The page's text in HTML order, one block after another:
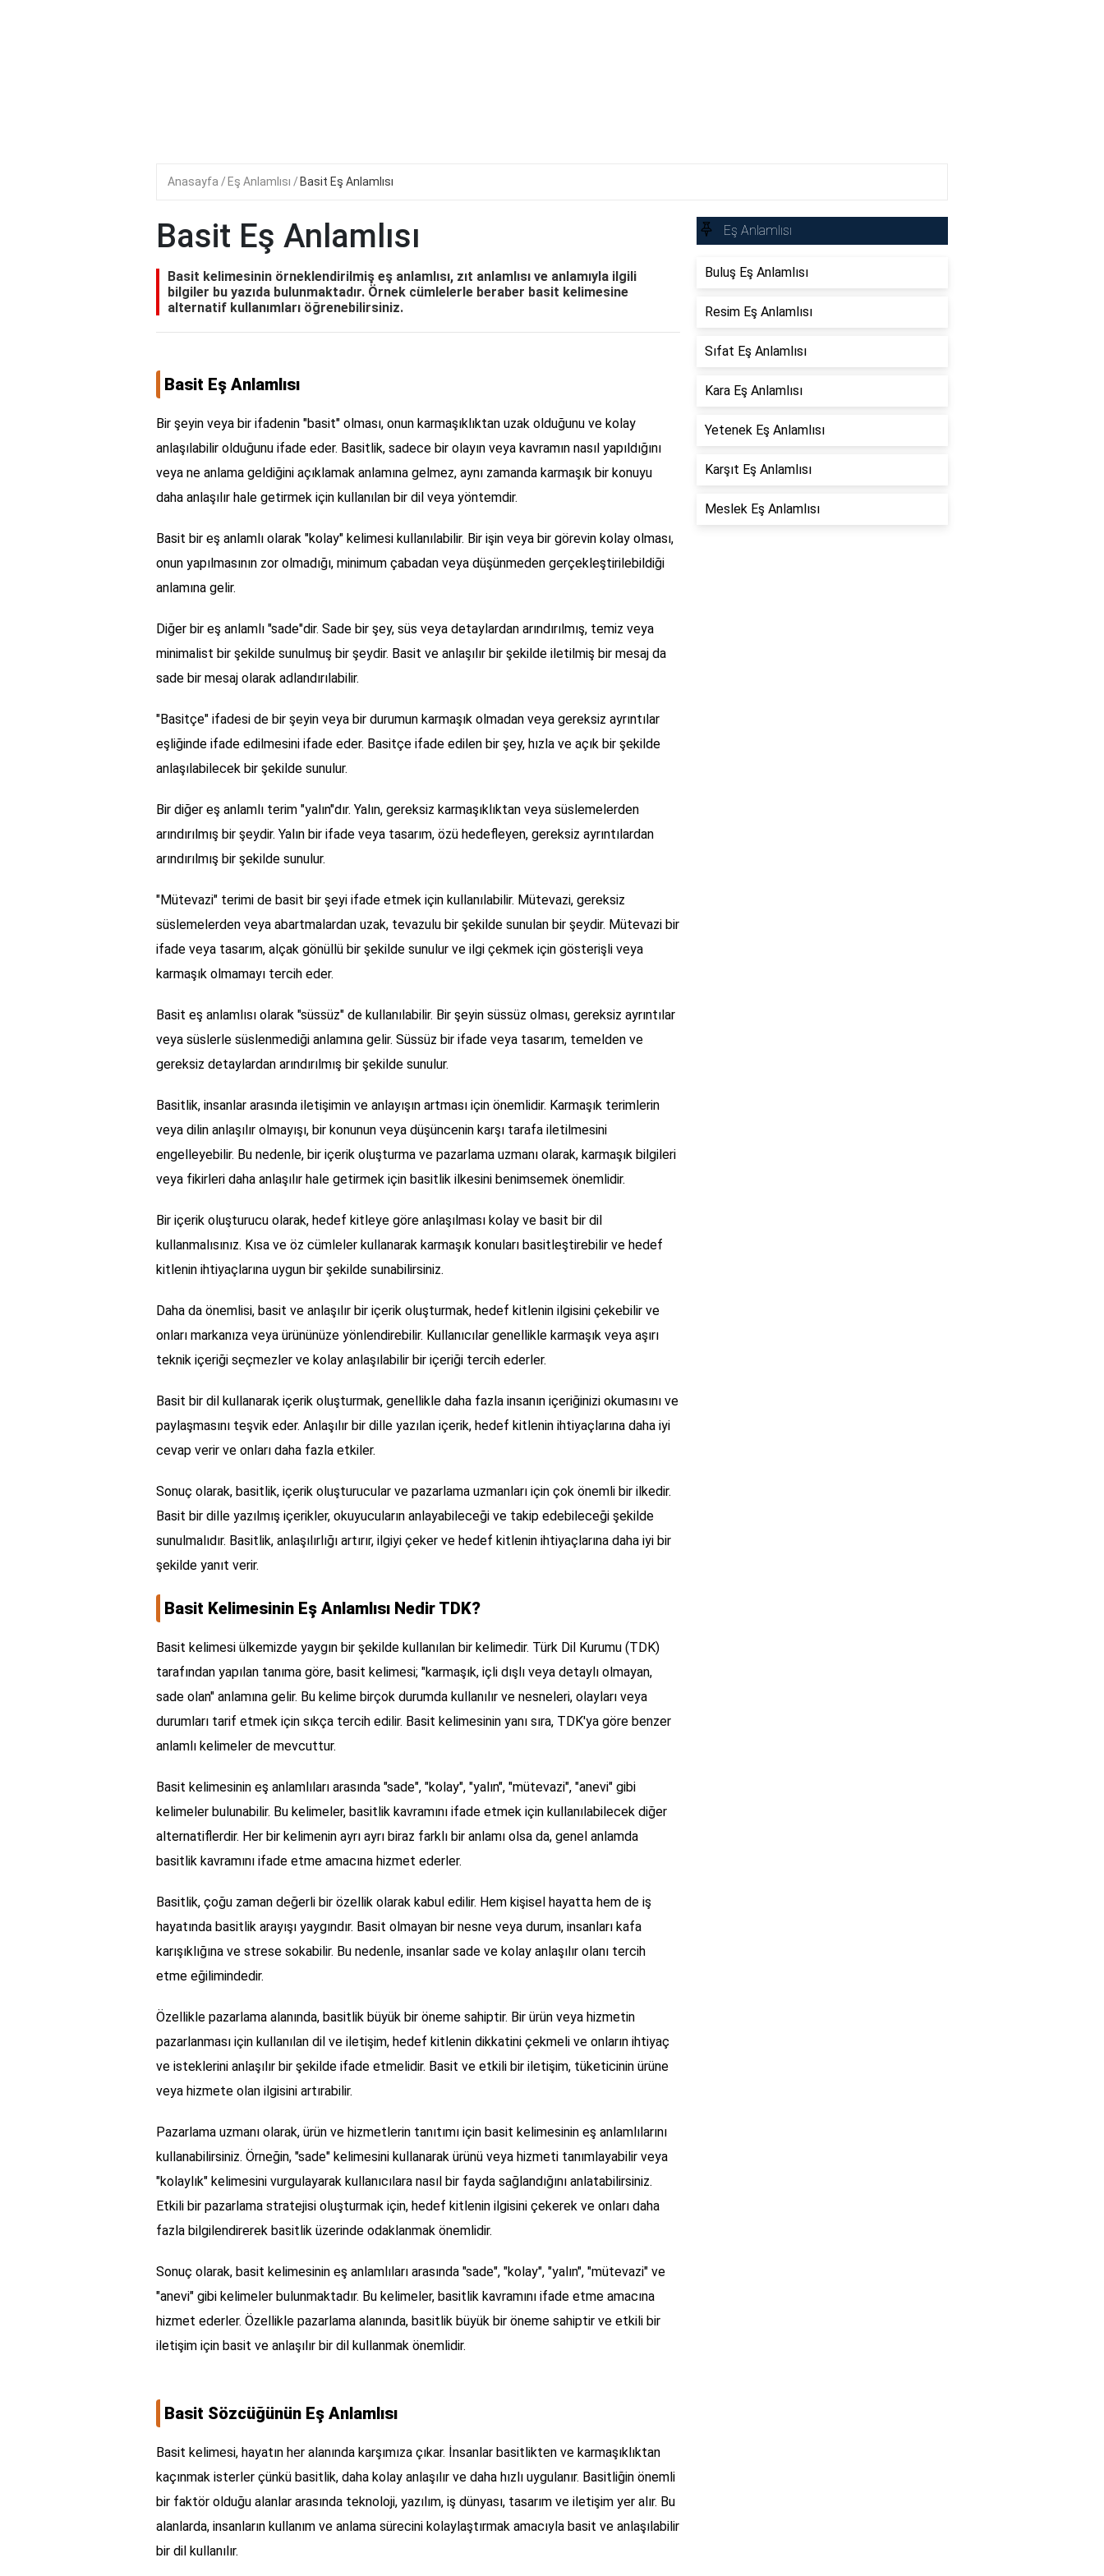
Anasayfa Eş Anlamlısı Basit Eş Anlamlısı
Basit Eş Anlamlısı
Basit kelimesinin örneklendirilmiş eş anlamlısı, zıt anlamlısı ve anlamıyla ilgili
bilgiler bu yazıda bulunmaktadır. Örnek cümlelerle beraber basit kelimesine
alternatif kullanımları öğrenebilirsiniz.
Basit Eş Anlamlısı
Bir şeyin veya bir ifadenin "basit" olması, onun karmaşıklıktan uzak olduğunu ve kolay
anlaşılabilir olduğunu ifade eder. Basitlik, sadece bir olayın veya kavramın nasıl yapıldığını
veya ne anlama geldiğini açıklamak anlamına gelmez, aynı zamanda karmaşık bir konuyu
daha anlaşılır hale getirmek için kullanılan bir dil veya yöntemdir.
Basit bir eş anlamlı olarak "kolay" kelimesi kullanılabilir. Bir işin veya bir görevin kolay olması,
onun yapılmasının zor olmadığı, minimum çabadan veya düşünmeden gerçekleştirilebildiği
anlamına gelir.
Diğer bir eş anlamlı "sade"dir. Sade bir şey, süs veya detaylardan arındırılmış, temiz veya
minimalist bir şekilde sunulmuş bir şeydir. Basit ve anlaşılır bir şekilde iletilmiş bir mesaj da
sade bir mesaj olarak adlandırılabilir.
"Basitçe" ifadesi de bir şeyin veya bir durumun karmaşık olmadan veya gereksiz ayrıntılar
eşliğinde ifade edilmesini ifade eder. Basitçe ifade edilen bir şey, hızla ve açık bir şekilde
anlaşılabilecek bir şekilde sunulur.
Bir diğer eş anlamlı terim "yalın"dır. Yalın, gereksiz karmaşıklıktan veya süslemelerden
arındırılmış bir şeydir. Yalın bir ifade veya tasarım, özü hedefleyen, gereksiz ayrıntılardan
arındırılmış bir şekilde sunulur.
"Mütevazi" terimi de basit bir şeyi ifade etmek için kullanılabilir. Mütevazi, gereksiz
süslemelerden veya abartmalardan uzak, tevazulu bir şekilde sunulan bir şeydir. Mütevazi bir
ifade veya tasarım, alçak gönüllü bir şekilde sunulur ve ilgi çekmek için gösterişli veya
karmaşık olmamayı tercih eder.
Basit eş anlamlısı olarak "süssüz" de kullanılabilir. Bir şeyin süssüz olması, gereksiz ayrıntılar
veya süslerle süslenmediği anlamına gelir. Süssüz bir ifade veya tasarım, temelden ve
gereksiz detaylardan arındırılmış bir şekilde sunulur.
Basitlik, insanlar arasında iletişimin ve anlayışın artması için önemlidir. Karmaşık terimlerin
veya dilin anlaşılır olmayışı, bir konunun veya düşüncenin karşı tarafa iletilmesini
engelleyebilir. Bu nedenle, bir içerik oluşturma ve pazarlama uzmanı olarak, karmaşık bilgileri
veya fikirleri daha anlaşılır hale getirmek için basitlik ilkesini benimsemek önemlidir.
Bir içerik oluşturucu olarak, hedef kitleye göre anlaşılması kolay ve basit bir dil
kullanmalısınız. Kısa ve öz cümleler kullanarak karmaşık konuları basitleştirebilir ve hedef
kitlenin ihtiyaçlarına uygun bir şekilde sunabilirsiniz.
Daha da önemlisi, basit ve anlaşılır bir içerik oluşturmak, hedef kitlenin ilgisini çekebilir ve
onları markanıza veya ürününüze yönlendirebilir. Kullanıcılar genellikle karmaşık veya aşırı
teknik içeriği seçmezler ve kolay anlaşılabilir bir içeriği tercih ederler.
Basit bir dil kullanarak içerik oluşturmak, genellikle daha fazla insanın içeriğinizi okumasını ve
paylaşmasını teşvik eder. Anlaşılır bir dille yazılan içerik, hedef kitlenin ihtiyaçlarına daha iyi
cevap verir ve onları daha fazla etkiler.
Sonuç olarak, basitlik, içerik oluşturucular ve pazarlama uzmanları için çok önemli bir ilkedir.
Basit bir dille yazılmış içerikler, okuyucuların anlayabileceği ve takip edebileceği şekilde
sunulmalıdır. Basitlik, anlaşılırlığı artırır, ilgiyi çeker ve hedef kitlenin ihtiyaçlarına daha iyi bir
şekilde yanıt verir.
Basit Kelimesinin Eş Anlamlısı Nedir TDK?
Basit kelimesi ülkemizde yaygın bir şekilde kullanılan bir kelimedir. Türk Dil Kurumu (TDK)
tarafından yapılan tanıma göre, basit kelimesi; "karmaşık, içli dışlı veya detaylı olmayan,
sade olan" anlamına gelir. Bu kelime birçok durumda kullanılır ve nesneleri, olayları veya
durumları tarif etmek için sıkça tercih edilir. Basit kelimesinin yanı sıra, TDK'ya göre benzer
anlamlı kelimeler de mevcuttur.
Basit kelimesinin eş anlamlıları arasında "sade", "kolay", "yalın", "mütevazi", "anevi" gibi
kelimeler bulunabilir. Bu kelimeler, basitlik kavramını ifade etmek için kullanılabilecek diğer
alternatiflerdir. Her bir kelimenin ayrı ayrı biraz farklı bir anlamı olsa da, genel anlamda
basitlik kavramını ifade etme amacına hizmet ederler.
Basitlik, çoğu zaman değerli bir özellik olarak kabul edilir. Hem kişisel hayatta hem de iş
hayatında basitlik arayışı yaygındır. Basit olmayan bir nesne veya durum, insanları kafa
karışıklığına ve strese sokabilir. Bu nedenle, insanlar sade ve kolay anlaşılır olanı tercih
etme eğilimindedir.
Özellikle pazarlama alanında, basitlik büyük bir öneme sahiptir. Bir ürün veya hizmetin
pazarlanması için kullanılan dil ve iletişim, hedef kitlenin dikkatini çekmeli ve onların ihtiyaç
ve isteklerini anlaşılır bir şekilde ifade etmelidir. Basit ve etkili bir iletişim, tüketicinin ürüne
veya hizmete olan ilgisini artırabilir.
Pazarlama uzmanı olarak, ürün ve hizmetlerin tanıtımı için basit kelimesinin eş anlamlılarını
kullanabilirsiniz. Örneğin, "sade" kelimesini kullanarak ürünü veya hizmeti tanımlayabilir veya
"kolaylık" kelimesini vurgulayarak kullanıcılara nasıl bir fayda sağlandığını anlatabilirsiniz.
Etkili bir pazarlama stratejisi oluşturmak için, hedef kitlenin ilgisini çekerek ve onları daha
fazla bilgilendirerek basitlik üzerinde odaklanmak önemlidir.
Sonuç olarak, basit kelimesinin eş anlamlıları arasında "sade", "kolay", "yalın", "mütevazi" ve
"anevi" gibi kelimeler bulunmaktadır. Bu kelimeler, basitlik kavramını ifade etme amacına
hizmet ederler. Özellikle pazarlama alanında, basitlik büyük bir öneme sahiptir ve etkili bir
iletişim için basit ve anlaşılır bir dil kullanmak önemlidir.
Basit Sözcüğünün Eş Anlamlısı
Basit kelimesi, hayatın her alanında karşımıza çıkar. İnsanlar basitlikten ve karmaşıklıktan
kaçınmak isterler çünkü basitlik, daha kolay anlaşılır ve daha hızlı uygulanır. Basitliğin önemli
bir faktör olduğu alanlar arasında teknoloji, yazılım, iş dünyası, tasarım ve iletişim yer alır. Bu
alanlarda, insanların kullanım ve anlama sürecini kolaylaştırmak amacıyla basit ve anlaşılabilir
bir dil kullanılır.
Eş Anlamlısı
Buluş Eş Anlamlısı
Resim Eş Anlamlısı
Sıfat Eş Anlamlısı
Kara Eş Anlamlısı
Yetenek Eş Anlamlısı
Karşıt Eş Anlamlısı
Meslek Eş Anlamlısı